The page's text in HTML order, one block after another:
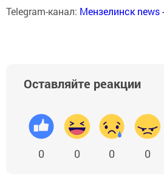
Telegram-канал: Мензелинск
Оставляйте реакции
0 0 0 0